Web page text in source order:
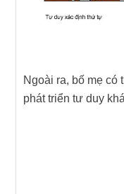
Ngoài ra, bố mẹ có
phát triển tư duy